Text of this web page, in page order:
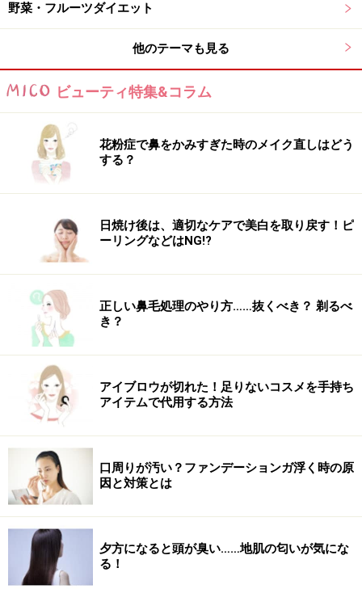
野菜・フルーツダイエット
他のテーマも見る
ビューティ特集&コラム
花粉症で鼻をかみすぎた時のメイク直しはどう
する？
日焼け後は、適切なケアで美白を取り戻す！ピ
ーリングなどはNG!?
正しい鼻毛処理のやり方……抜くべき？ 剃るべ
き？
アイブロウが切れた！足りないコスメを手持ち
アイテムで代用する方法
口周りが汚い？ファンデーションガ浮く時の原
因と対策とは
夕方になると頭が臭い……地肌の匂いが気にな
る！